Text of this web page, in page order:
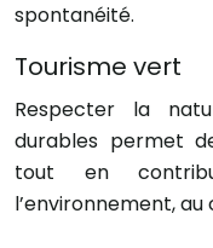
spontanéité.
Tourisme vert
Respecter la
durables permet
tout en
l’environnement,